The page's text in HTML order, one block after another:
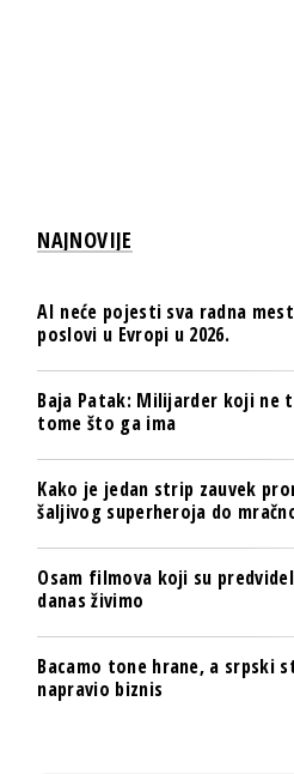
NAJNOVIJE
AI neće pojesti sva radna
poslovi u Evropi u 2026.
Baja Patak: Milijarder koji ne
tome što ga ima
Kako je jedan strip zauvek
šaljivog superheroja do
Osam filmova koji su
danas živimo
Bacamo tone hrane, a srpski
napravio biznis